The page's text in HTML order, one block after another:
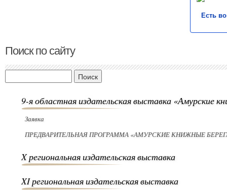
Есть
Поиск по сайту
9-я областная издательская выставка «Амурские
Заявка
ПРЕДВАРИТЕЛЬНАЯ ПРОГРАММА «АМУРСКИЕ КНИЖНЫЕ
X региональная издательская выставка
XI региональная издательская выставка